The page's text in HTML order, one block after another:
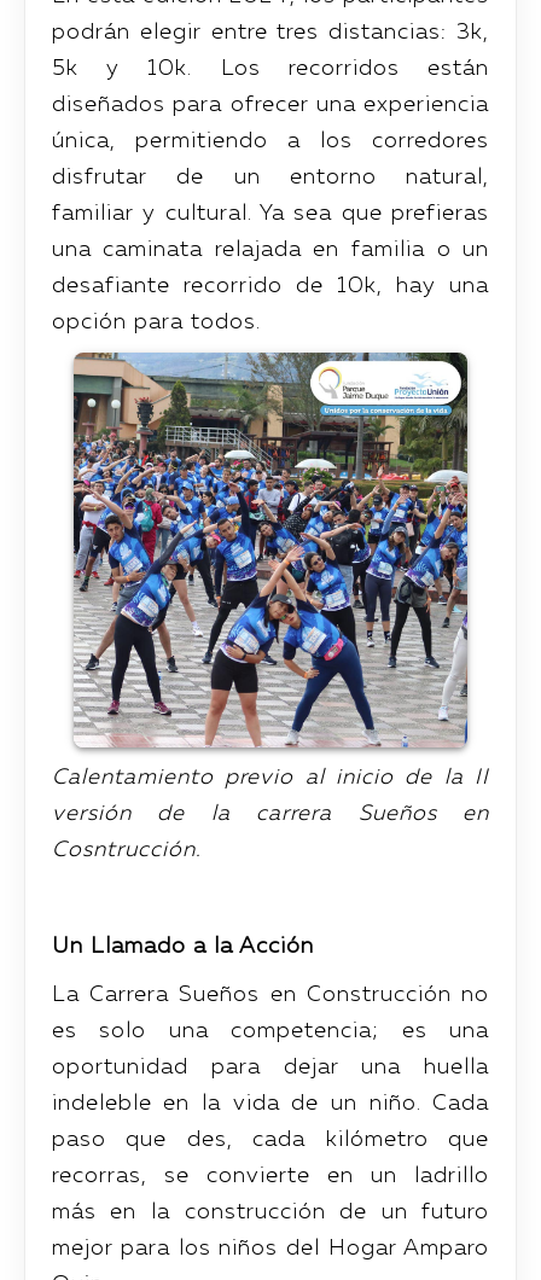
podrán elegir entre tres distancias: 3k,
5k y 10k. Los recorridos están
diseñados para ofrecer una experiencia
única, permitiendo a los corredores
disfrutar de un entorno natural,
familiar y cultural. Ya sea que prefieras
una caminata relajada en familia o un
desafiante recorrido de 10k, hay una
opción para todos.
Calentamiento previo al inicio de la II
versión de la carrera Sueños en
Cosntrucción.
Un Llamado a la Acción
La Carrera Sueños en Construcción no
es solo una competencia; es una
oportunidad para dejar una huella
indeleble en la vida de un niño. Cada
paso que des, cada kilómetro que
recorras, se convierte en un ladrillo
más en la construcción de un futuro
mejor para los niños del Hogar Amparo